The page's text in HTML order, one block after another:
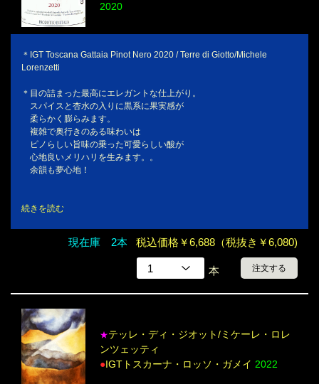
2020
＊IGT Toscana Gattaia Pinot Nero 2020 / Terre di Giotto/Michele
Lorenzetti
＊目の詰まった最高にエレガントな仕上がり。
スパイスと杏水の入りに黒系に果実感が
柔らかく膨らみます。
複雑で奥行きのある味わいは
ピノらしい旨味の乗った可愛らしい酸が
心地良いメリハリを生みます。。
余韻も夢心地！
続きを読む
現在庫 2本 税込価格￥6,688（税抜き￥6,080)
本 注文する
★テッレ・ディ・ジオット/ミケーレ・ロレ
ンツェッティ
●IGTトスカーナ・ロッソ・ガメイ 2022